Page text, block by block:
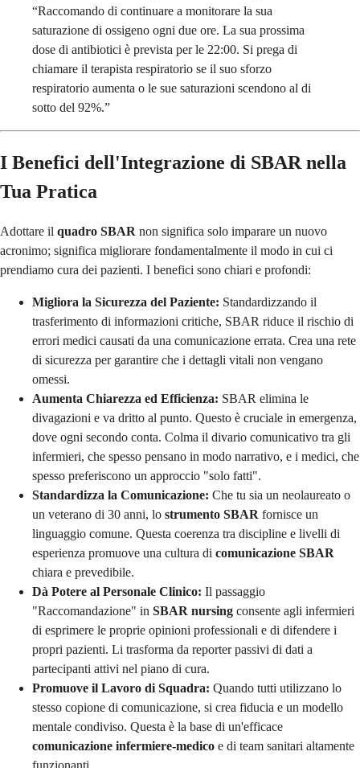
“Raccomando di continuare a monitorare la sua
saturazione di ossigeno ogni due ore. La sua prossima
dose di antibiotici è prevista per le 22:00. Si prega di
chiamare il terapista respiratorio se il suo sforzo
respiratorio aumenta o le sue saturazioni scendono al di
sotto del 92%.”
I Benefici dell'Integrazione di SBAR nella
Tua Pratica
Adottare il quadro SBAR non significa solo imparare un nuovo
acronimo; significa migliorare fondamentalmente il modo in cui ci
prendiamo cura dei pazienti. I benefici sono chiari e profondi:
Migliora la Sicurezza del Paziente: Standardizzando il
trasferimento di informazioni critiche, SBAR riduce il rischio di
errori medici causati da una comunicazione errata. Crea una rete
di sicurezza per garantire che i dettagli vitali non vengano
omessi.
Aumenta Chiarezza ed Efficienza: SBAR elimina le
divagazioni e va dritto al punto. Questo è cruciale in emergenza,
dove ogni secondo conta. Colma il divario comunicativo tra gli
infermieri, che spesso pensano in modo narrativo, e i medici, che
spesso preferiscono un approccio "solo fatti".
Standardizza la Comunicazione: Che tu sia un neolaureato o
un veterano di 30 anni, lo strumento SBAR fornisce un
linguaggio comune. Questa coerenza tra discipline e livelli di
esperienza promuove una cultura di comunicazione SBAR
chiara e prevedibile.
Dà Potere al Personale Clinico: Il passaggio
"Raccomandazione" in SBAR nursing consente agli infermieri
di esprimere le proprie opinioni professionali e di difendere i
propri pazienti. Li trasforma da reporter passivi di dati a
partecipanti attivi nel piano di cura.
Promuove il Lavoro di Squadra: Quando tutti utilizzano lo
stesso copione di comunicazione, si crea fiducia e un modello
mentale condiviso. Questa è la base di un'efficace
comunicazione infermiere-medico e di team sanitari altamente
funzionanti.